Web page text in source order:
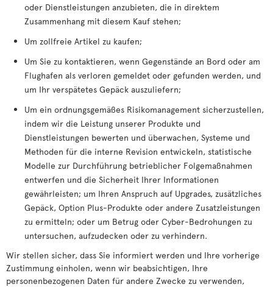
oder Dienstleistungen anzubieten, die in direktem
Zusammenhang mit diesem Kauf stehen;
Um zollfreie Artikel zu kaufen;
Um Sie zu kontaktieren, wenn Gegenstände an Bord oder am
Flughafen als verloren gemeldet oder gefunden werden, und
um Ihr verspätetes Gepäck auszuliefern;
Um ein ordnungsgemäßes Risikomanagement sicherzustellen,
indem wir die Leistung unserer Produkte und
Dienstleistungen bewerten und überwachen, Systeme und
Methoden für die interne Revision entwickeln, statistische
Modelle zur Durchführung betrieblicher Folgemaßnahmen
entwerfen und die Sicherheit Ihrer Informationen
gewährleisten; um Ihren Anspruch auf Upgrades, zusätzliches
Gepäck, Option Plus-Produkte oder andere Zusatzleistungen
zu ermitteln; oder um Betrug oder Cyber-Bedrohungen zu
untersuchen, aufzudecken oder zu verhindern.
Wir stellen sicher, dass Sie informiert werden und Ihre vorherige
Zustimmung einholen, wenn wir beabsichtigen, Ihre
personenbezogenen Daten für andere Zwecke zu verwenden,